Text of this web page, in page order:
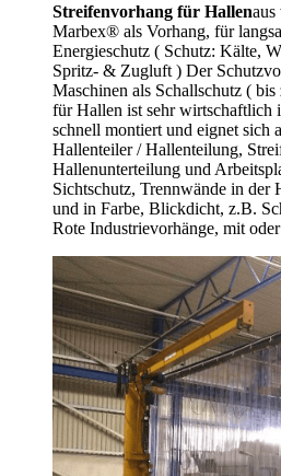
Streifenvorhang für Hallen
Marbex® als Vorhang, für
Energieschutz ( Schutz: Kälte,
Spritz- & Zugluft ) Der
Maschinen als Schallschutz (
für Hallen ist sehr wirtschaftlich
schnell montiert und eignet sich
Hallenteiler /Hallenteilung,
Hallenunterteilung und
Sichtschutz, Trennwände in der
und in Farbe, Blickdicht, z.B.
Rote Industrievorhänge, mit